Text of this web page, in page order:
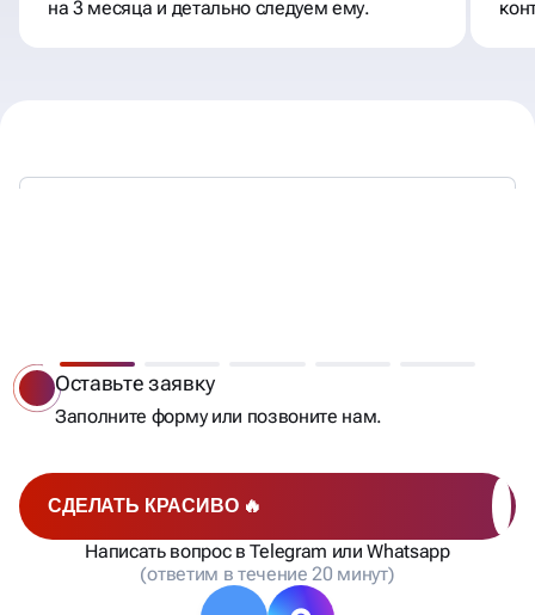
на 3 месяца и детально следуем ему.
СДЕЛАТЬ КРАСИВО 🔥
Написать вопрос в Telegram или Whatsapp
(ответим в течение 20 минут)
или позвоните нам.